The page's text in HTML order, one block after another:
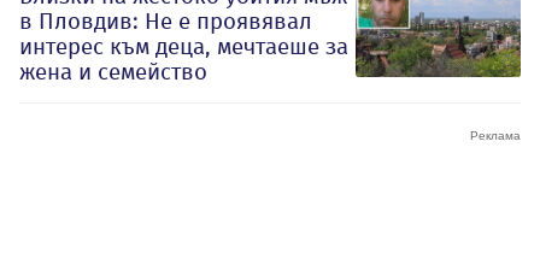
в Пловдив: Не е проявявал
интерес към деца, мечтаеше за
жена и семейство